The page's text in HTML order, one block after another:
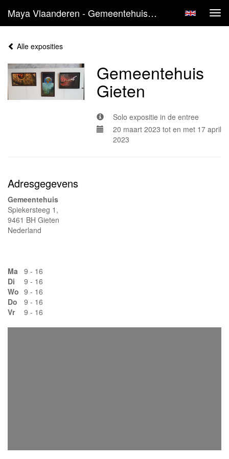
Maya Vlaanderen - Gemeentehuis Gieten
Alle exposities
Gemeentehuis
Gieten
Solo expositie in de entree
20 maart 2023 tot en met 17 april
2023
Adresgegevens
Gemeentehuis
Spiekersteeg 1,
9461 BH Gieten
Nederland
Ma
9 - 16
Di
9 - 16
Wo 9 - 16
Do
9 - 16
Vr
9 - 16